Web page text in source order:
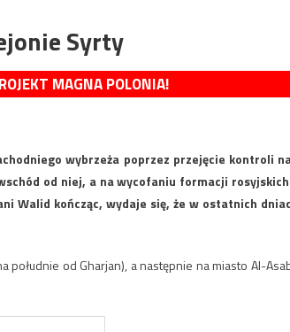
Syrty
MAGNA POLONIA!
wybrzeża poprzez przejęcie kontroli
od niej, a na wycofaniu formacji
Walid kończąc, wydaje się, że w ostatnich
południe od Gharjan), a następnie na miasto Al-